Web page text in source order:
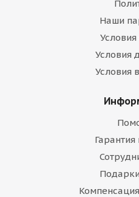
Наши
Условия
Условия
Гарантия